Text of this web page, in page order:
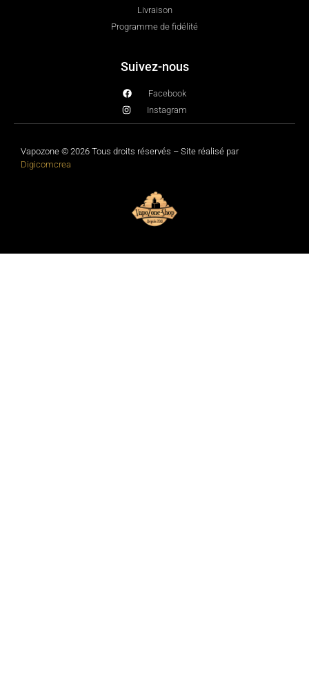
Livraison
Programme de fidélité
Suivez-nous
Facebook
Instagram
Vapozone © 2026 Tous droits réservés – Site réalisé par
Digicomcrea